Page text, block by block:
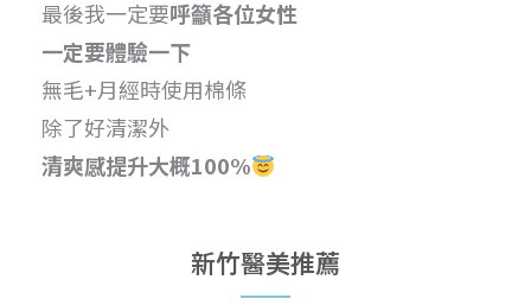
最後我一定要呼籲各位女性
一定要體驗一下
無毛+月經時使用棉條
除了好清潔外
清爽感提升大概100%
新竹醫美推薦